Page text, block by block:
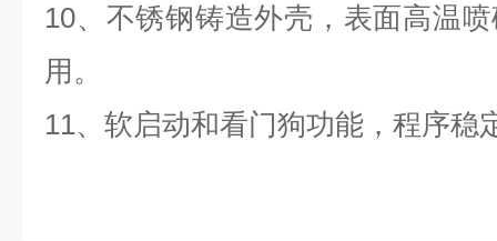
10、不锈钢铸造外壳，表面高温
用。
11、软启动和看门狗功能，程序稳